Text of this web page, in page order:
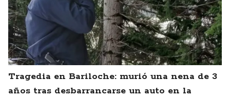
Tragedia en Bariloche: murió una nena de 3
años tras desbarrancarse un auto en la